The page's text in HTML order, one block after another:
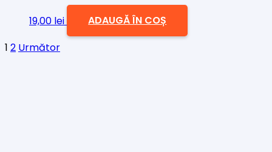
19,00 lei ADAUGĂ ÎN COȘ
Paginație
1 2 Următor